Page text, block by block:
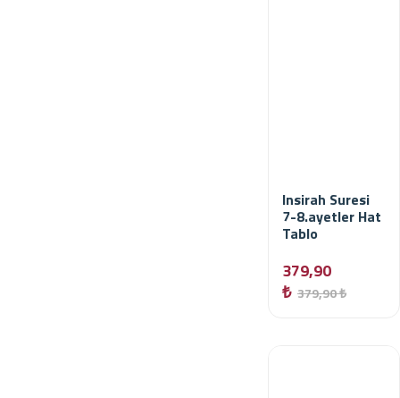
Insirah Suresi
7-8.ayetler Hat
Tablo
379,90
₺ 379,90 ₺